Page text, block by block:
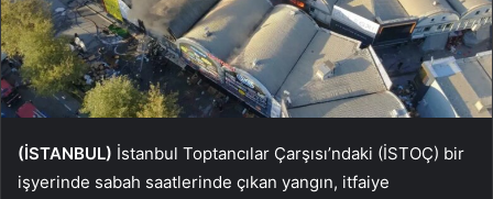
(İSTANBUL) İstanbul Toptancılar Çarşısı’ndaki (İSTOÇ) bir
işyerinde sabah saatlerinde çıkan yangın, itfaiye